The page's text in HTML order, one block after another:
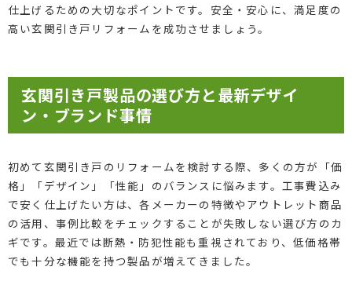
仕上げるための大切なポイントです。安全・安心に、満足度の
高い玄関引き戸リフォームを成功させましょう。
玄関引き戸製品の選び方と最新デザイ
ン・ブランド事情
初めて玄関引き戸のリフォームを検討する際、多くの方が「価
格」「デザイン」「性能」のバランスに悩みます。工事費込み
で安く仕上げたい方は、各メーカーの特徴やアウトレット商品
の活用、事例比較をチェックすることが失敗しない選び方のカ
ギです。最近では断熱・防犯性能も重視されており、低価格帯
でも十分な機能を持つ製品が増えてきました。